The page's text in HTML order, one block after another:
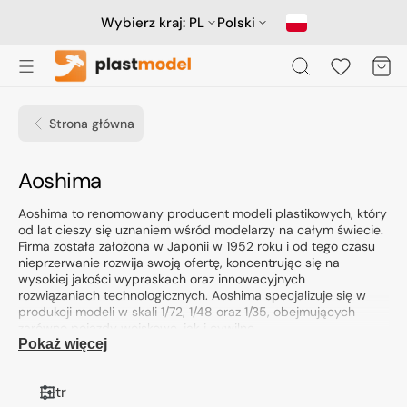
Wybierz kraj: PL Polski
Koszyk
Strona główna
Kolekcja:
Aoshima
Aoshima to renomowany producent modeli plastikowych, który
od lat cieszy się uznaniem wśród modelarzy na całym świecie.
Firma została założona w Japonii w 1952 roku i od tego czasu
nieprzerwanie rozwija swoją ofertę, koncentrując się na
wysokiej jakości wypraskach oraz innowacyjnych
rozwiązaniach technologicznych. Aoshima specjalizuje się w
produkcji modeli w skali 1/72, 1/48 oraz 1/35, obejmujących
zarówno pojazdy wojskowe, jak i cywilne.
Profil działalności i specjalizacja
Aoshima jest znana z szerokiej gamy modeli, które obejmują
Pokaż więcej
Filtr